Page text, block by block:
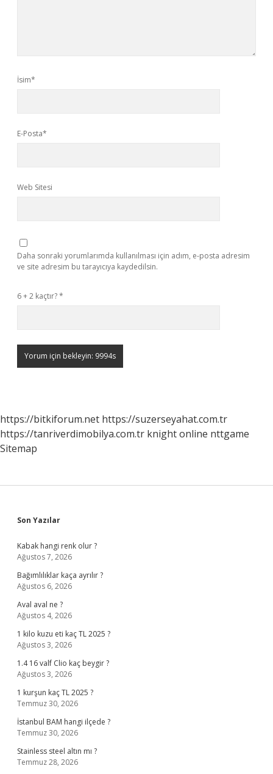
İsim*
E-Posta*
Web Sitesi
Daha sonraki yorumlarımda kullanılması için adım, e-posta adresim
ve site adresim bu tarayıcıya kaydedilsin.
6 + 2 kaçtır?*
https://bitkiforum.net https://suzerseyahat.com.tr
https://tanriverdimobilya.com.tr knight online nttgame
Sitemap
Sidebar
Son Yazılar
Kabak hangi renk olur ?
Ağustos 7, 2026
Bağımlılıklar kaça ayrılır ?
Ağustos 6, 2026
Aval aval ne ?
Ağustos 4, 2026
1 kilo kuzu eti kaç TL 2025 ?
Ağustos 3, 2026
1.4 16 valf Clio kaç beygir ?
Ağustos 3, 2026
1 kurşun kaç TL 2025 ?
Temmuz 30, 2026
İstanbul BAM hangi ilçede ?
Temmuz 30, 2026
Stainless steel altın mı ?
Temmuz 28, 2026